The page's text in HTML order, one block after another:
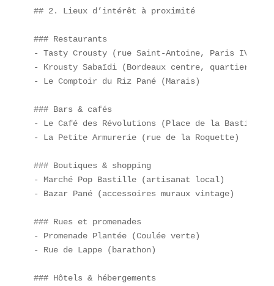
## 2. Lieux d’intérêt à proximité
### Restaurants
- Tasty Crousty (rue Saint-Antoine, Paris IV)
- Krousty Sabaïdi (Bordeaux centre, quartier
- Le Comptoir du Riz Pané (Marais)
### Bars & cafés
- Le Café des Révolutions (Place de la
- La Petite Armurerie (rue de la Roquette)
### Boutiques & shopping
- Marché Pop Bastille (artisanat local)
- Bazar Pané (accessoires muraux vintage)
### Rues et promenades
- Promenade Plantée (Coulée verte)
- Rue de Lappe (barathon)
### Hôtels & hébergements